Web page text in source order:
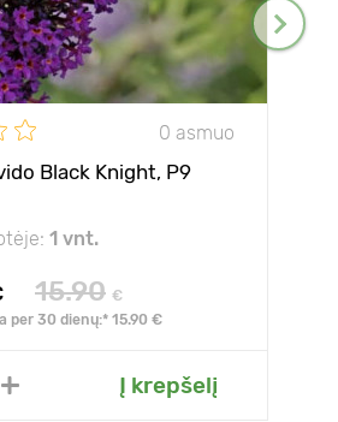
0 asmuo
Black Knight, P9
1 vnt.
15.90 €
per 30 dienų:* 15.90 €
Į krepšelį